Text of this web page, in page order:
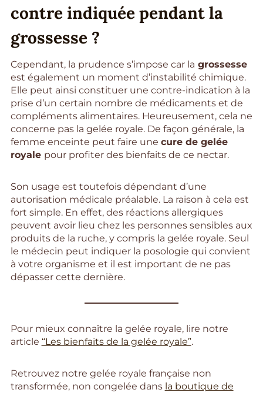
contre indiquée pendant la
grossesse ?
Cependant, la prudence s’impose car la grossesse
est également un moment d’instabilité chimique.
Elle peut ainsi constituer une contre-indication à la
prise d’un certain nombre de médicaments et de
compléments alimentaires. Heureusement, cela ne
concerne pas la gelée royale. De façon générale, la
femme enceinte peut faire une cure de gelée
royale pour profiter des bienfaits de ce nectar.
Son usage est toutefois dépendant d’une
autorisation médicale préalable. La raison à cela est
fort simple. En effet, des réactions allergiques
peuvent avoir lieu chez les personnes sensibles aux
produits de la ruche, y compris la gelée royale. Seul
le médecin peut indiquer la posologie qui convient
à votre organisme et il est important de ne pas
dépasser cette dernière.
Pour mieux connaître la gelée royale, lire notre
article “Les bienfaits de la gelée royale”.
Retrouvez notre gelée royale française non
transformée, non congelée dans la boutique de